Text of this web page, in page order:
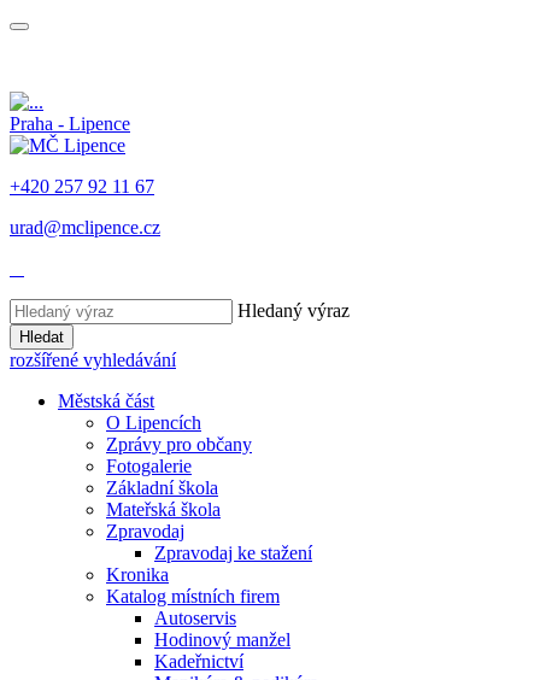
Praha - Lipence
+420 257 92 11 67
urad@mclipence.cz
Hledaný výraz
Hledat
rozšířené vyhledávání
Městská část
O Lipencích
Zprávy pro občany
Fotogalerie
Základní škola
Mateřská škola
Zpravodaj
Zpravodaj ke stažení
Kronika
Katalog místních firem
Autoservis
Hodinový manžel
Kadeřnictví